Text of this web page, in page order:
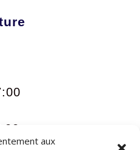
aux
sur rdv